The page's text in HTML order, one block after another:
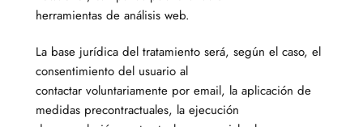
herramientas de análisis web.
La base jurídica del tratamiento será, según el caso, el
consentimiento del usuario al
contactar voluntariamente por email, la aplicación de
medidas precontractuales, la ejecución